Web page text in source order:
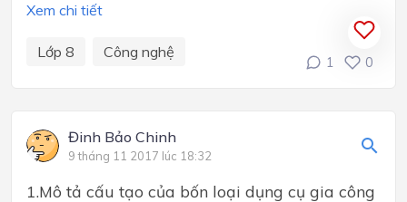
Xem chi tiết
Lớp 8 Công nghệ
1 0
Đinh Bảo Chinh
9 tháng 11 2017 lúc 18:32
1.Mô tả cấu tạo của bốn loại dụng cụ gia công